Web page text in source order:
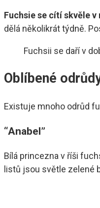
Fuchsie se cítí skvěle
dělá několikrát týdně.
Fuchsii se daří v
Oblíbené
Existuje mnoho odrůd
“Anabel”
Bílá princezna v říši
listů jsou světle zelené